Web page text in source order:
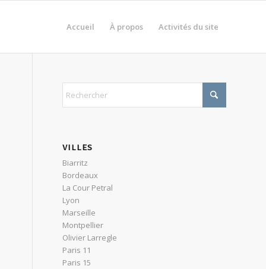
Accueil À propos Activités du site
VILLES
Biarritz
Bordeaux
La Cour Petral
Lyon
Marseille
Montpellier
Olivier Larregle
Paris 11
Paris 15